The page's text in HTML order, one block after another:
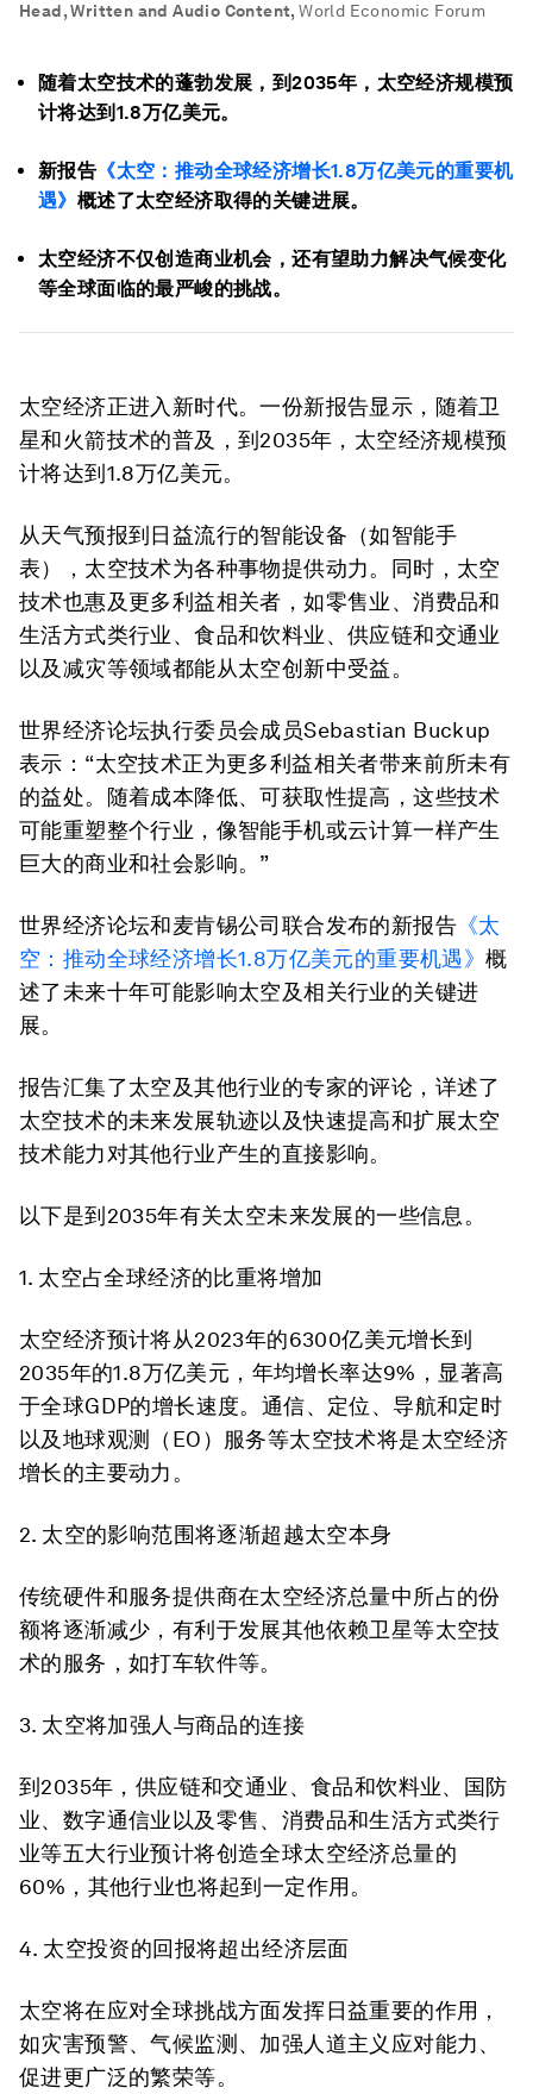
Head, Written and Audio Content, World Economic Forum
随着太空技术的蓬勃发展，到2035年，太空经济规模预
计将达到1.8万亿美元。
新报告 《太空：推动全球经济增长1.8万亿美元的重要机
遇》 概述了太空经济取得的关键进展。
太空经济不仅创造商业机会，还有望助力解决气候变化
等全球面临的最严峻的挑战。
太空经济正进入新时代。一份新报告显示，随着卫
星和火箭技术的普及，到2035年，太空经济规模预
计将达到1.8万亿美元。
从天气预报到日益流行的智能设备（如智能手
表），太空技术为各种事物提供动力。同时，太空
技术也惠及更多利益相关者，如零售业、消费品和
生活方式类行业、食品和饮料业、供应链和交通业
以及减灾等领域都能从太空创新中受益。
世界经济论坛执行委员会成员Sebastian Buckup
表示：“太空技术正为更多利益相关者带来前所未有
的益处。随着成本降低、可获取性提高，这些技术
可能重塑整个行业，像智能手机或云计算一样产生
巨大的商业和社会影响。”
世界经济论坛和麦肯锡公司联合发布的新报告 《太
空：推动全球经济增长1.8万亿美元的重要机遇》概
述了未来十年可能影响太空及相关行业的关键进
展。
报告汇集了太空及其他行业的专家的评论，详述了
太空技术的未来发展轨迹以及快速提高和扩展太空
技术能力对其他行业产生的直接影响。
以下是到2035年有关太空未来发展的一些信息。
1. 太空占全球经济的比重将增加
太空经济预计将从2023年的6300亿美元增长到
2035年的1.8万亿美元，年均增长率达9%，显著高
于全球GDP的增长速度。通信、定位、导航和定时
以及地球观测（EO）服务等太空技术将是太空经济
增长的主要动力。
2. 太空的影响范围将逐渐超越太空本身
传统硬件和服务提供商在太空经济总量中所占的份
额将逐渐减少，有利于发展其他依赖卫星等太空技
术的服务，如打车软件等。
3. 太空将加强人与商品的连接
到2035年，供应链和交通业、食品和饮料业、国防
业、数字通信业以及零售、消费品和生活方式类行
业等五大行业预计将创造全球太空经济总量的
60%，其他行业也将起到一定作用。
4. 太空投资的回报将超出经济层面
太空将在应对全球挑战方面发挥日益重要的作用，
如灾害预警、气候监测、加强人道主义应对能力、
促进更广泛的繁荣等。